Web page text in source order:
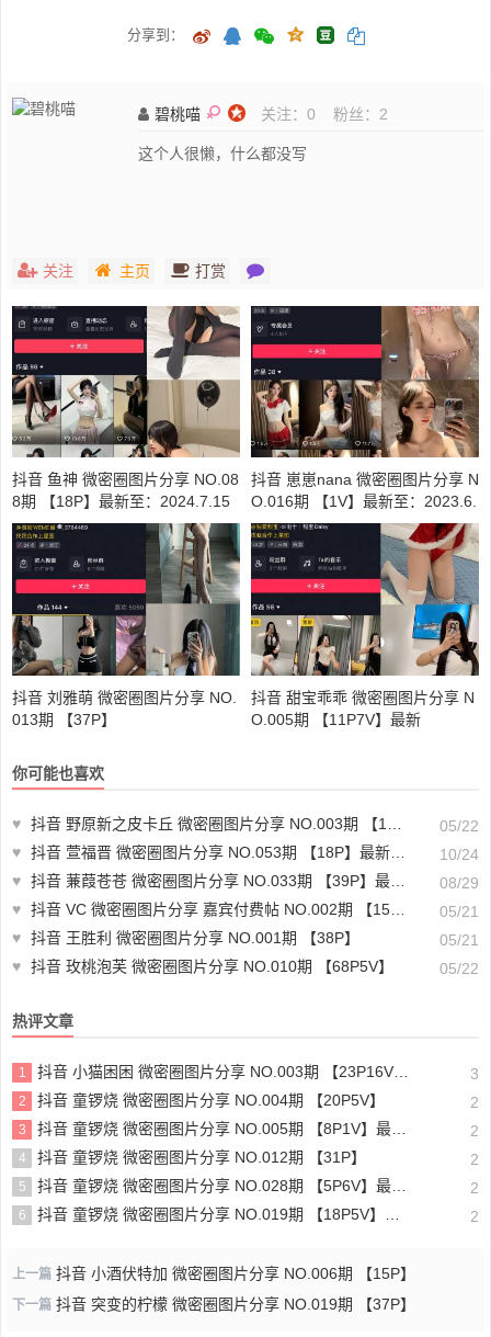
分享到：
碧桃喵 关注： 0 粉丝： 2
这个人很懒，什么都没写
关注 主页 打赏
抖音 鱼神 微密圈图片分享 NO.08
8期 【18P】最新至：2024.7.15
抖音 崽崽nana 微密圈图片分享 N
O.016期 【1V】最新至：2023.6.
12
抖音 刘雅萌 微密圈图片分享 NO.
013期 【37P】
抖音 甜宝乖乖 微密圈图片分享 N
O.005期 【11P7V】最新
你可能也喜欢
♥ 抖音 野原新之皮卡丘 微密圈图片分享 NO.003期 【111P4V】
05/22
♥ 抖音 萱福晋 微密圈图片分享 NO.053期 【18P】最新至：2024.10.14
10/24
♥ 抖音 蒹葭苍苍 微密圈图片分享 NO.033期 【39P】最新至：2024.8.24
08/29
♥ 抖音 VC 微密圈图片分享 嘉宾付费帖 NO.002期 【15P3V 最新至：2023.8.4
05/21
♥ 抖音 王胜利 微密圈图片分享 NO.001期 【38P】
05/21
♥ 抖音 玫桃泡芙 微密圈图片分享 NO.010期 【68P5V】 05/22
热评文章
1 抖音 小猫困困 微密圈图片分享 NO.003期 【23P16V】最新至：2025.1.23 3
2 抖音 童锣烧 微密圈图片分享 NO.004期 【20P5V】 2
3 抖音 童锣烧 微密圈图片分享 NO.005期 【8P1V】最新至：2023.6.11 2
4 抖音 童锣烧 微密圈图片分享 NO.012期 【31P】 2
5 抖音 童锣烧 微密圈图片分享 NO.028期 【5P6V】最新至：2025.4.9 2
6 抖音 童锣烧 微密圈图片分享 NO.019期 【18P5V】最新至：2024.11.27 2
上一篇 抖音 小酒伏特加 微密圈图片分享 NO.006期 【15P】
下一篇 抖音 突变的柠檬 微密圈图片分享 NO.019期 【37P】